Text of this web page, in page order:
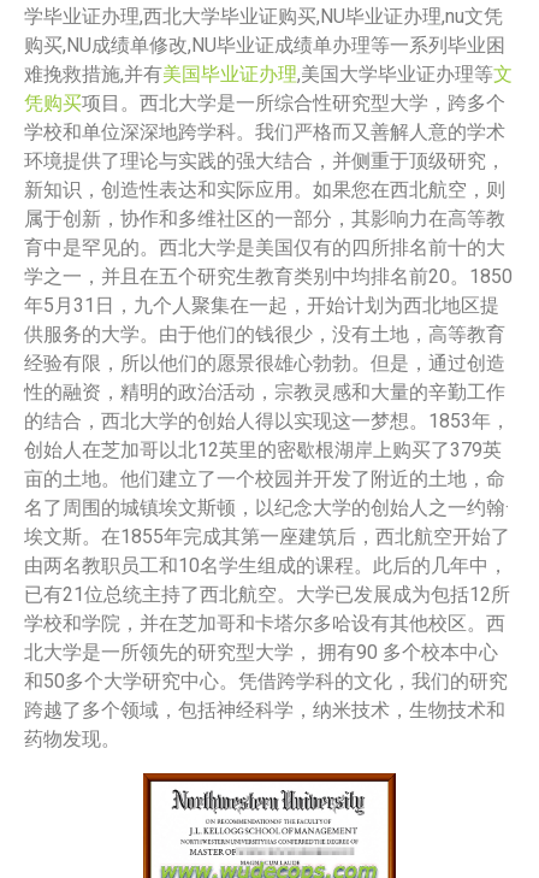
学毕业证办理,西北大学毕业证购买,NU毕业证办理,nu文凭
购买,NU成绩单修改,NU毕业证成绩单办理等一系列毕业困
难挽救措施,并有美国毕业证办理,美国大学毕业证办理等文
凭购买项目。西北大学是一所综合性研究型大学，跨多个
学校和单位深深地跨学科。我们严格而又善解人意的学术
环境提供了理论与实践的强大结合，并侧重于顶级研究，
新知识，创造性表达和实际应用。如果您在西北航空，则
属于创新，协作和多维社区的一部分，其影响力在高等教
育中是罕见的。西北大学是美国仅有的四所排名前十的大
学之一，并且在五个研究生教育类别中均排名前20。1850
年5月31日，九个人聚集在一起，开始计划为西北地区提
供服务的大学。由于他们的钱很少，没有土地，高等教育
经验有限，所以他们的愿景很雄心勃勃。但是，通过创造
性的融资，精明的政治活动，宗教灵感和大量的辛勤工作
的结合，西北大学的创始人得以实现这一梦想。1853年，
创始人在芝加哥以北12英里的密歇根湖岸上购买了379英
亩的土地。他们建立了一个校园并开发了附近的土地，命
名了周围的城镇埃文斯顿，以纪念大学的创始人之一约翰·
埃文斯。在1855年完成其第一座建筑后，西北航空开始了
由两名教职员工和10名学生组成的课程。此后的几年中，
已有21位总统主持了西北航空。大学已发展成为包括12所
学校和学院，并在芝加哥和卡塔尔多哈设有其他校区。西
北大学是一所领先的研究型大学， 拥有90 多个校本中心
和50多个大学研究中心。凭借跨学科的文化，我们的研究
跨越了多个领域，包括神经科学，纳米技术，生物技术和
药物发现。